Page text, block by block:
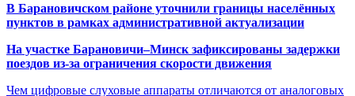
В Барановичском районе уточнили границы населённых
пунктов в рамках административной актуализации
На участке Барановичи–Минск зафиксированы задержки
поездов из-за ограничения скорости движения
Чем цифровые слуховые аппараты отличаются от аналоговых